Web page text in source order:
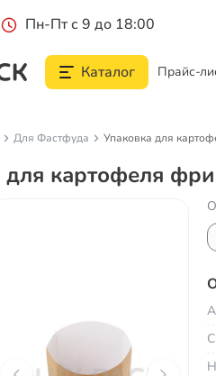
Пн-Пт с 9 до 18:00
Каталог Прайс-
Для Фастфуда Упаковка для
для картофеля